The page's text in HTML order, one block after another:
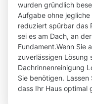
wurden gründlich
Aufgabe ohne
reduziert spürbar das
sei es am Dach, an
Fundament.Wenn Sie
zuverlässigen Lösung
Dachrinnenreinigung
Sie benötigen. Lassen
dass Ihr Haus optimal